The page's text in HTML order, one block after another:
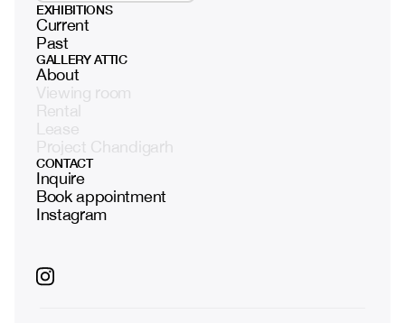
EXHIBITIONS
Current
Past
GALLERY ATTIC
About
Viewing room
Rental
Lease
Project Chandigarh
CONTACT
Inquire
Book appointment
Instagram